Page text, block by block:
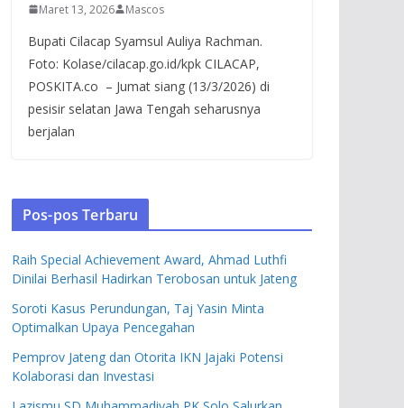
Maret 13, 2026 Mascos
Bupati Cilacap Syamsul Auliya Rachman.
Foto: Kolase/cilacap.go.id/kpk CILACAP,
POSKITA.co – Jumat siang (13/3/2026) di
pesisir selatan Jawa Tengah seharusnya
berjalan
Pos-pos Terbaru
Raih Special Achievement Award, Ahmad Luthfi
Dinilai Berhasil Hadirkan Terobosan untuk Jateng
Soroti Kasus Perundungan, Taj Yasin Minta
Optimalkan Upaya Pencegahan
Pemprov Jateng dan Otorita IKN Jajaki Potensi
Kolaborasi dan Investasi